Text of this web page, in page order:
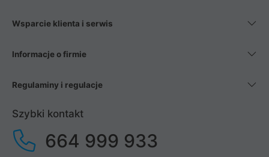
Wsparcie klienta i serwis
Informacje o firmie
Regulaminy i regulacje
Szybki kontakt
664 999 933